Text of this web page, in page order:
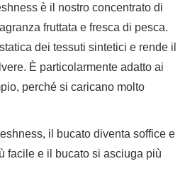
è il nostro concentrato di
fruttata e fresca di pesca.
dei tessuti sintetici e rende il
È particolarmente adatto ai
perché si caricano molto
il bucato diventa soffice e
facile e il bucato si asciuga più